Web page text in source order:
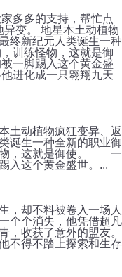
多多的支持，帮忙点
变。 地星本土动植物
终新纪元人类诞生一种
训练怪物，这就是御
一脚踢入这个黄金盛
进化成一只翱翔九天
动植物疯狂变异、返
诞生一种全新的职业御
，这就是御使。 一
入这个黄金盛世。...
，却不料被卷入一场人
个个消失，他凭借超凡
，收获了意外的盟友。
不得不踏上探索和生存